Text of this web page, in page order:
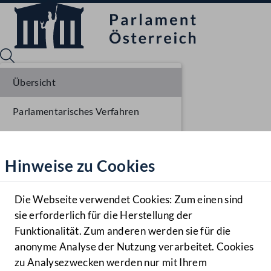
Hilfe
Benutzer
Navigationsmenü öffnen
MENÜ
Hinweise zu Cookies
Die Webseite verwendet Cookies: Zum einen sind
sie erforderlich für die Herstellung der
Funktionalität. Zum anderen werden sie für die
anonyme Analyse der Nutzung verarbeitet. Cookies
zu Analysezwecken werden nur mit Ihrem
Übersicht
Parlamentarisches Verfahren